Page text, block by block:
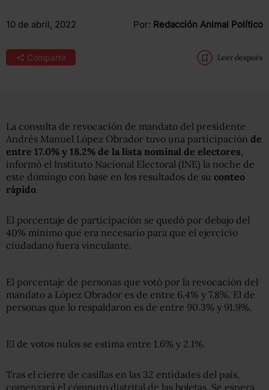
10 de abril, 2022 Por: Redacción Animal Político
Compartir Leer después
La consulta de revocación de mandato del presidente
Andrés Manuel López Obrador tuvo una participación de
entre 17.0% y 18.2% de la lista nominal de electores,
informó el Instituto Nacional Electoral (INE) la noche de
este domingo con base en los resultados de su conteo
rápido.
El porcentaje de participación se quedó por debajo del
40% mínimo que era necesario para que el ejercicio
ciudadano fuera vinculante.
El porcentaje de personas que votó por la revocación del
mandato a López Obrador es de entre 6.4% y 7.8%. El de
personas que lo respaldaron es de entre 90.3% y 91.9%.
El de votos nulos se estima entre 1.6% y 2.1%.
Tras el cierre de casillas en las 32 entidades del país,
comenzará el cómputo distrital de las boletas. Se espera